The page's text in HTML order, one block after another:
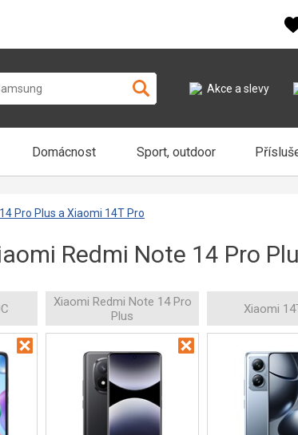
Akce a slevy
Domácnost Sport, outdoor
Pro Plus a Xiaomi 14T Pro
Redmi Note 14 Pro
Xiaomi Redmi Note 14 Pro
Plus
Xiaomi